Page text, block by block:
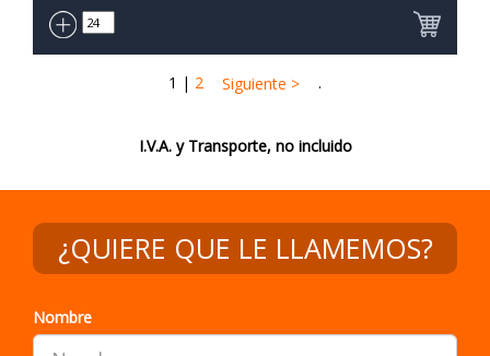
1 | 2 Siguiente > .
I.V.A. y Transporte, no incluido
¿QUIERE QUE LE LLAMEMOS?
Nombre